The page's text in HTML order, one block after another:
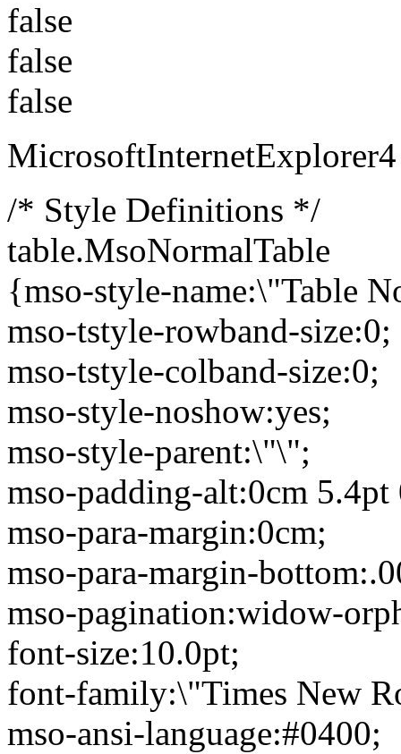
false
false
false
MicrosoftInternetExplorer4
/* Style Definitions */
table.MsoNormalTable
{mso-style-name:\"Table
mso-tstyle-rowband-size:0;
mso-tstyle-colband-size:0;
mso-style-noshow:yes;
mso-style-parent:\"\";
mso-padding-alt:0cm 5.4pt
mso-para-margin:0cm;
mso-para-margin-
mso-pagination:widow-
font-size:10.0pt;
font-family:\"Times New
mso-ansi-language:#0400;